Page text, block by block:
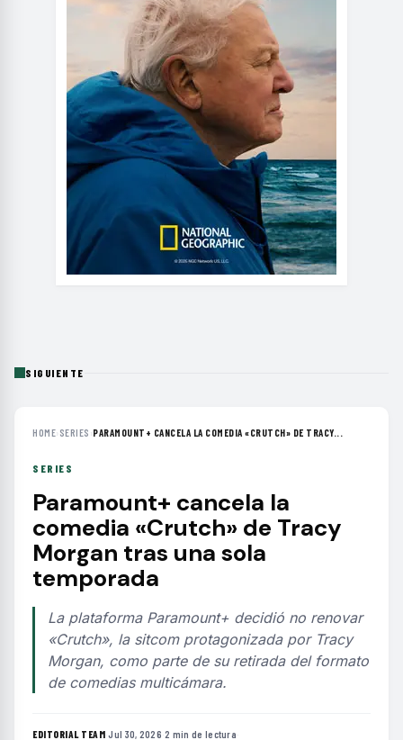
SIGUIENTE
HOME› SERIES ›PARAMOUNT+ CANCELA LA COMEDIA «CRUTCH» DE TRACY...
SERIES
Paramount+ cancela la
comedia «Crutch» de Tracy
Morgan tras una sola
temporada
La plataforma Paramount+ decidió no renovar
«Crutch», la sitcom protagonizada por Tracy
Morgan, como parte de su retirada del formato
de comedias multicámara.
EDITORIAL TEAM·Jul 30, 2026·2 min de lectura·